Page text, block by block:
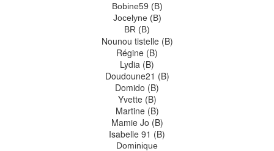
Bobine59 (B)
Jocelyne (B)
BR (B)
Nounou tistelle (B)
Régine (B)
Lydia (B)
Doudoune21 (B)
Domido (B)
Yvette (B)
Martine (B)
Mamie Jo (B)
Isabelle 91 (B)
Dominique